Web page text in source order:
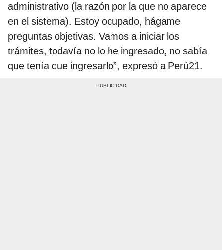
administrativo (la razón por la que no aparece
en el sistema). Estoy ocupado, hágame
preguntas objetivas. Vamos a iniciar los
trámites, todavía no lo he ingresado, no sabía
que tenía que ingresarlo”, expresó a Perú21.